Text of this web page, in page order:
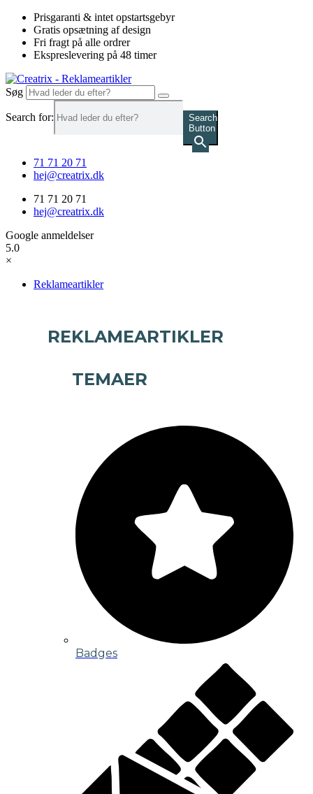
Videre
indhold
Prisgaranti & intet opstartsgebyr
Gratis opsætning af design
Fri fragt på alle ordrer
Ekspreslevering på 48 timer
Søg
Search for:
Search
Button
71 71 20 71
hej@creatrix.dk
71 71 20 71
hej@creatrix.dk
Google anmeldelser
5.0
×
Reklameartikler
REKLAMEARTIKLER
TEMAER
Badges